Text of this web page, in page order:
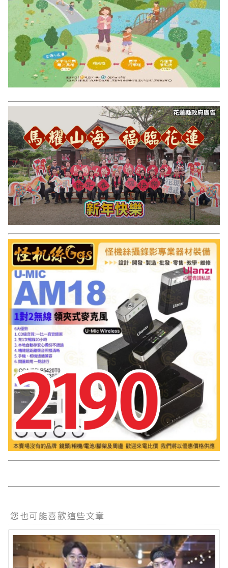
您也可能喜歡這些文章